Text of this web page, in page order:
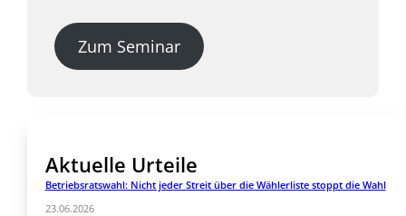
Zum Seminar
Aktuelle Urteile
Betriebsratswahl: Nicht jeder Streit über die Wählerliste stoppt die Wahl
23.06.2026